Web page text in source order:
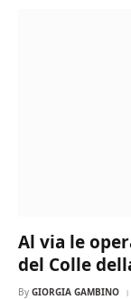
Al via le
del Colle
By GIORGIA GAMBINO